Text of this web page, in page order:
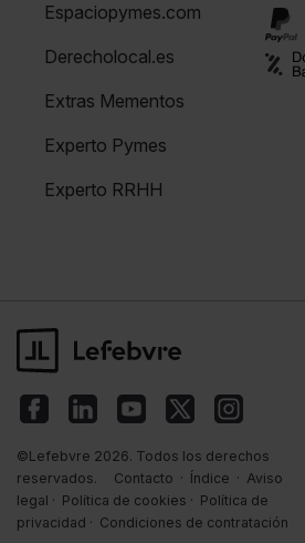
Espaciopymes.com
Derecholocal.es
Extras Mementos
Experto Pymes
Experto RRHH
©Lefebvre 2026. Todos los derechos
reservados.
Contacto · Índice · Aviso
legal · Política de cookies · Política de
privacidad · Condiciones de contratación